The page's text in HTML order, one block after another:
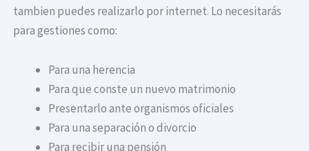
tambien puedes realizarlo por internet. Lo necesitarás
para gestiones como:
Para una herencia
Para que conste un nuevo matrimonio
Presentarlo ante organismos oficiales
Para una separación o divorcio
Para recibir una pensión